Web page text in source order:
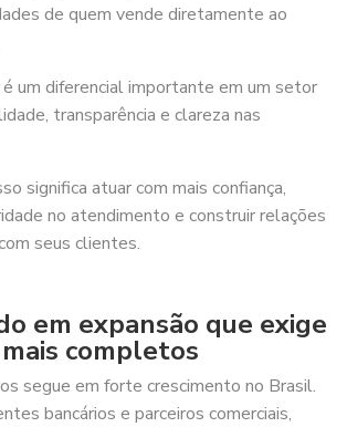
de quem vende diretamente ao
um diferencial importante em um setor
transparência e clareza nas
significa atuar com mais confiança,
no atendimento e construir relações
seus clientes.
em expansão que exige
completos
segue em forte crescimento no Brasil.
bancários e parceiros comerciais,